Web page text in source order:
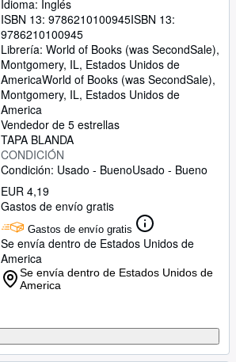
Idioma: Inglés
ISBN 13: 9786210100945ISBN 13:
9786210100945
Librería: World of Books (was SecondSale),
Montgomery, IL, Estados Unidos de
AmericaWorld of Books (was SecondSale),
Montgomery, IL, Estados Unidos de
America
Vendedor de 5 estrellas
TAPA BLANDA
CONDICIÓN
Condición: Usado - BuenoUsado - Bueno
EUR 4,19
Gastos de envío gratis
Gastos de envío gratis
Se envía dentro de Estados Unidos de
America
Se envía dentro de Estados Unidos de
America